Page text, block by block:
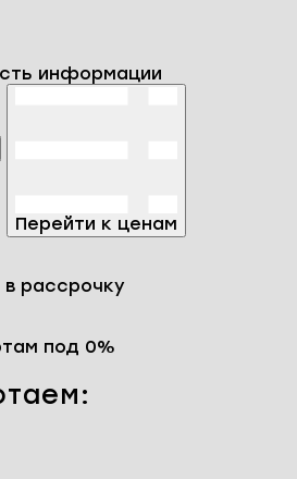
информации
Перейти к ценам
рассрочку
под 0%